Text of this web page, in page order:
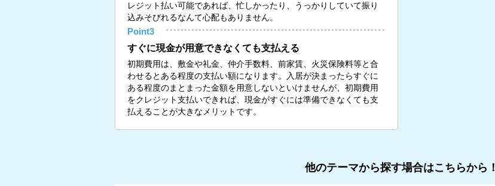
レジット払い可能であれば、忙しかったり、うっかりしていて振り
込みそびれるなんて心配もありません。
Point3
すぐに現金が用意できなくても支払える
初期費用は、敷金や礼金、仲介手数料、前家賃、火災保険料等と合
わせるとある程度の支払い額になります。入居が決まったらすぐに
ある程度のまとまった金額を用意しないといけませんが、初期費用
をクレジット支払いできれば、現金がすぐには準備できなくても支
払えることが大きなメリットです。
他のテーマから探す場合はこちらから！